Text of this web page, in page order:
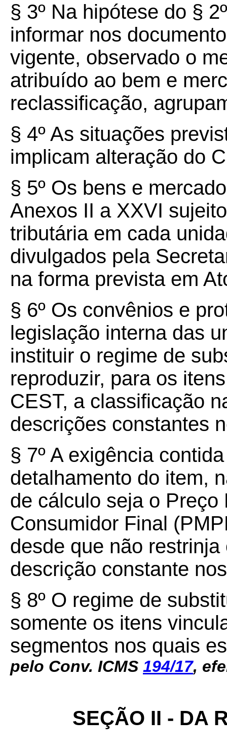
§ 3º Na hipótese do §
informar nos
vigente, observado o
atribuído ao bem e
reclassificação,
§ 4º As situações
implicam alteração do
§ 5º Os bens e
Anexos II a XXVI
tributária em cada
divulgados pela
na forma prevista em
§ 6º Os convênios e
legislação interna das
instituir o regime de
reproduzir, para os
CEST, a classificação
descrições constantes
§ 7º A exigência
detalhamento do item,
de cálculo seja o Preço
Consumidor Final
desde que não
descrição constante
§ 8º O regime de
somente os itens
segmentos nos quais
pelo Conv. ICMS 194/17,
SEÇÃO II - DA